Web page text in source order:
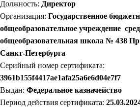
Должность: Директор
Организация: Государственное
общеобразовательное учреждение
общеобразовательная школа № 438
Санкт-Петербурга
Серийный номер сертификата:
3961b155f4417ae1afa25a6e6d04e7f7
Выдан: Федеральное казначейство
Период действия сертификата: